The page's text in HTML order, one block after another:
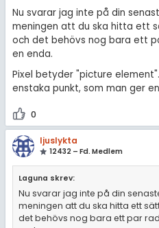
Nu svarar jag inte på din
meningen att du ska hitta ett
och det behövs nog bara ett
en enda.
Pixel betyder "picture
enstaka punkt, som man ger
0
ljuslykta
12432 – Fd. Medlem
Laguna skrev:
Nu svarar jag inte på din
meningen att du ska hitta ett
det behövs nog bara ett par